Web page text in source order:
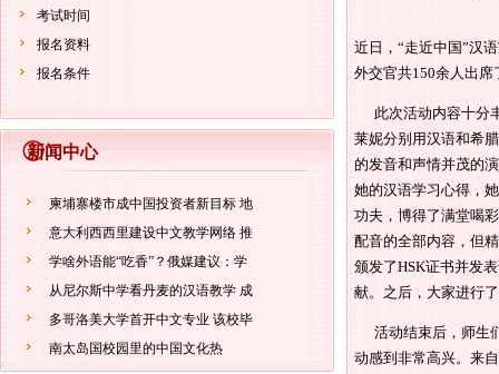
考试时间
报名资料
报名条件
新闻中心
柬埔寨楼市成中国投资者新目标 地
意大利西西里建设中文教学网络 推
学啥外语能“吃香”？俄媒建议：学
从尼尔斯中学看丹麦的汉语教学 成
多哥洛美大学首开中文专业 该校毕
南太岛国校园里的中国文化热
近日，“走近中国”汉
外交官共150余人出席
此次活动内容十分
莱妮分别用汉语和希
的发音和声情并茂的
她的汉语学习心得，
功夫，博得了满堂喝
配音的全部内容，但
颁发了HSK证书并发
献。之后，大家进行
活动结束后，师生
动感到非常高兴。来